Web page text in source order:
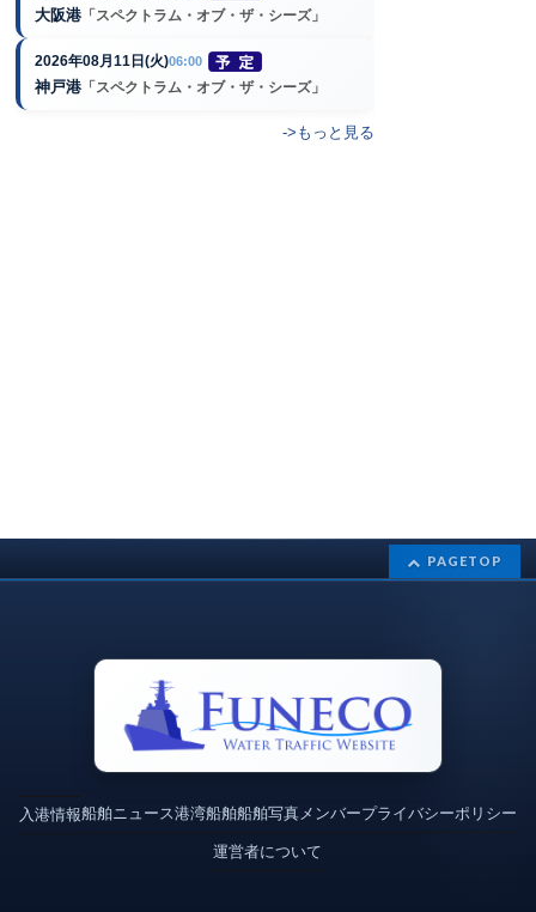
大阪港 「スペクトラム・オブ・ザ・シーズ」
2026年08月11日(火)06:00
神戸港 「スペクトラム・オブ・ザ・シーズ」
->もっと見る
PAGETOP
入港情報船舶ニュース港湾船舶船舶写真メンバープライバシーポリシー
運営者について